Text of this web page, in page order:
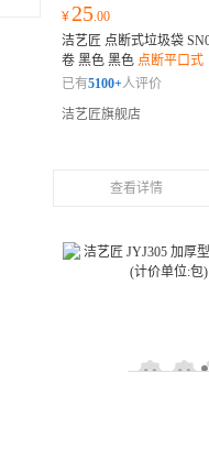
¥ 25.00
洁艺匠 点断式垃圾袋
卷 黑色 黑色 点断平口式
已有5100+人评价
洁艺匠旗舰店
查看详情